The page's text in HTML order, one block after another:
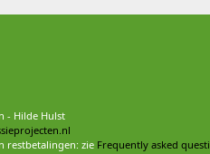
- Hilde Hulst
restbetalingen: zie Frequently asked